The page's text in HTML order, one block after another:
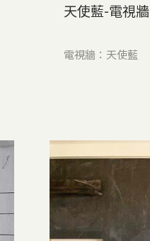
天使藍-電視牆
電視牆：天使藍